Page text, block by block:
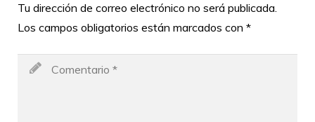
Tu dirección de correo electrónico no será publicada.
Los campos obligatorios están marcados con *